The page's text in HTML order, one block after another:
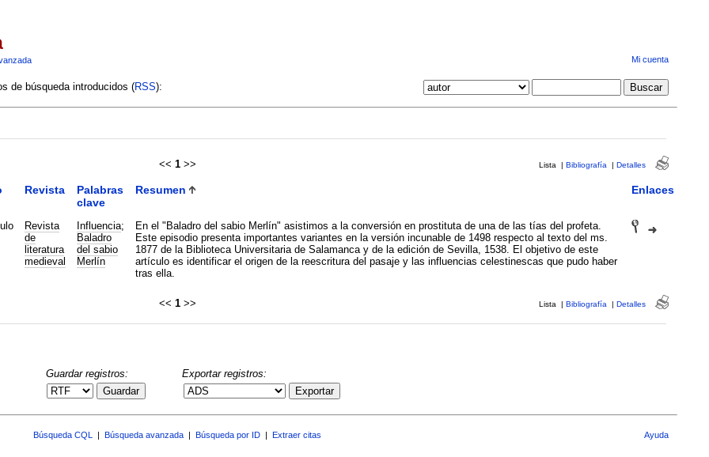
Mi cuenta
de búsqueda introducidos (RSS):
<< 1 >> Lista | Bibliografía | Detalles
Revista
Palabras
clave
Resumen Enlaces
Revista
de
literatura
medieval
Influencia;
Baladro
del sabio
Merlín
En el "Baladro del sabio Merlín" asistimos a la conversión en prostituta de una de las tías del profeta.
Este episodio presenta importantes variantes en la versión incunable de 1498 respecto al texto del ms.
1877 de la Biblioteca Universitaria de Salamanca y de la edición de Sevilla, 1538. El objetivo de este
artículo es identificar el origen de la reescritura del pasaje y las influencias celestinescas que pudo haber
tras ella.
<< 1 >> Lista | Bibliografía | Detalles
Guardar registros:
Guardar
Exportar registros:
Exportar
Búsqueda CQL Búsqueda avanzada Búsqueda por ID Extraer citas Ayuda